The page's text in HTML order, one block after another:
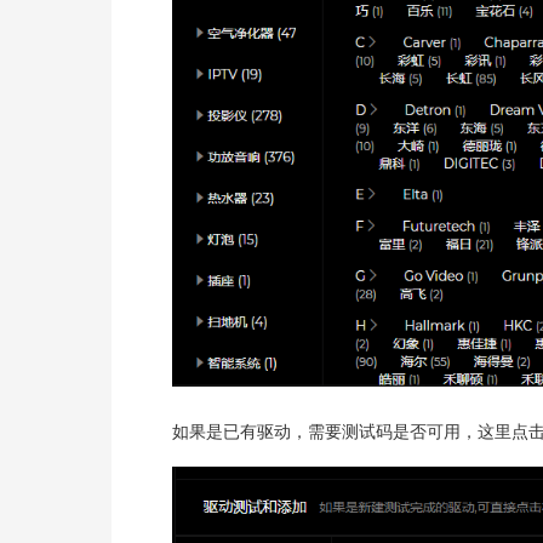
如果是已有驱动，需要测试码是否可用，这里点